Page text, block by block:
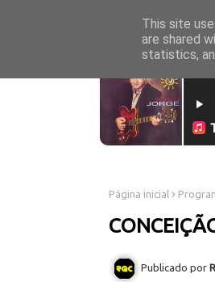
Página inicial
This site
are shared
statistics,